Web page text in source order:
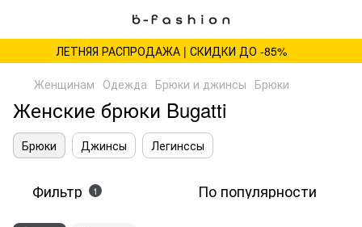
ЛЕТНЯЯ РАСПРОДАЖА | СКИДКИ ДО -85%
Женщинам Одежда Брюки и джинсы Брюки
Женские брюки Bugatti
Брюки Джинсы Легинссы
Фильтр 1 По популярности